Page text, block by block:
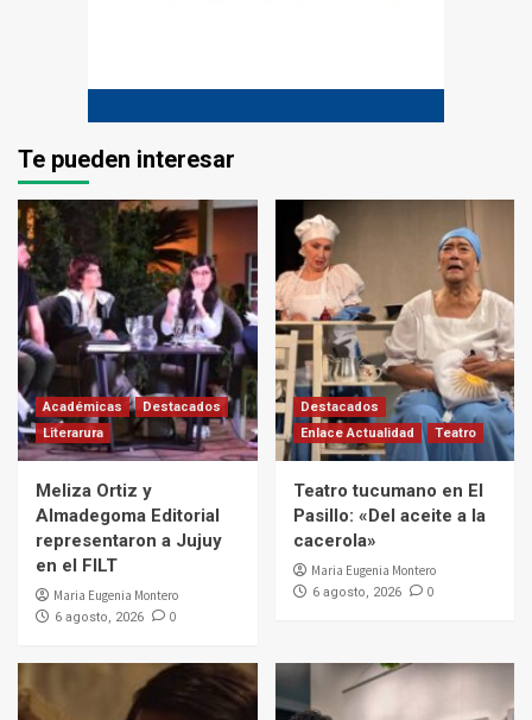
Te pueden interesar
Académicas
Destacados
Literarura
Meliza Ortiz y
Almadegoma Editorial
representaron a Jujuy
en el FILT
Maria Eugenia Montero
6 agosto, 2026 0
Destacados
Enlace Actualidad
Teatro
Teatro tucumano en El
Pasillo: «Del aceite a la
cacerola»
Maria Eugenia Montero
6 agosto, 2026 0